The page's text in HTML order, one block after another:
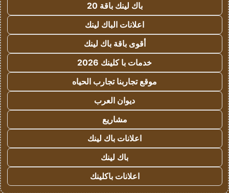
باك لينك باقة 20
اعلانات الباك لينك
أقوى باقة باك لينك
خدمات با كلينك 2026
موقع تجاربنا تجارب الحياه
ديوان العرب
مشاريع
اعلانات باك لينك
باك لينك
اعلانات باكلينك